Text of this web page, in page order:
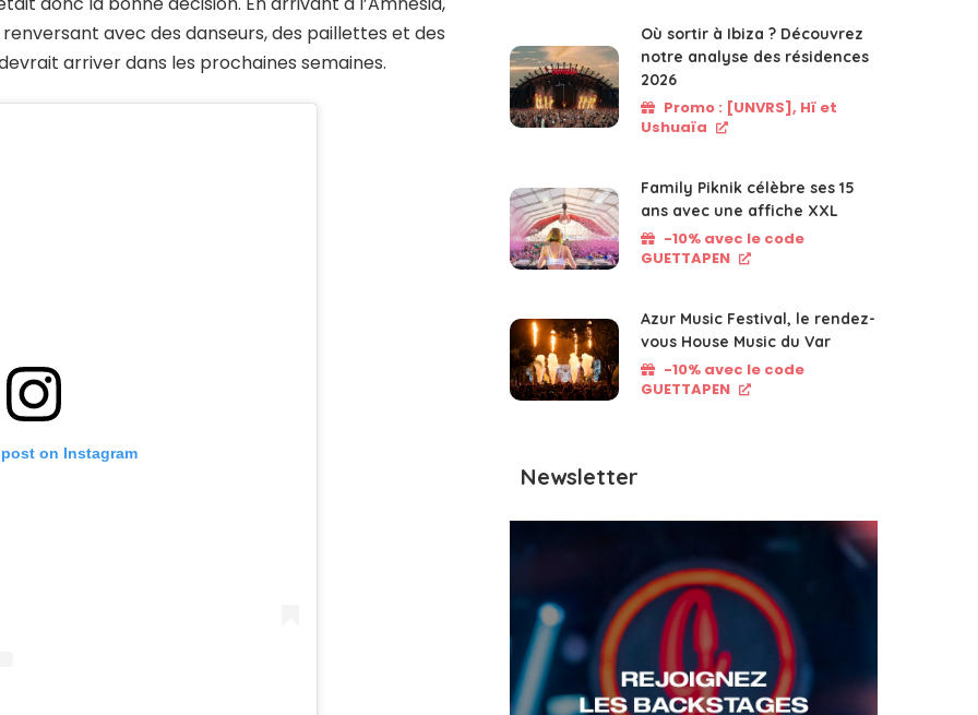
avec des danseurs, des paillettes et des
arriver dans les prochaines semaines.
on Instagram
Où sortir à Ibiza ? Découvrez
notre analyse des résidences
2026
Promo : [UNVRS], Hï et
Ushuaïa
Family Piknik célèbre ses 15
ans avec une affiche XXL
-10% avec le code
GUETTAPEN
Azur Music Festival, le rendez-
vous House Music du Var
-10% avec le code
GUETTAPEN
Newsletter